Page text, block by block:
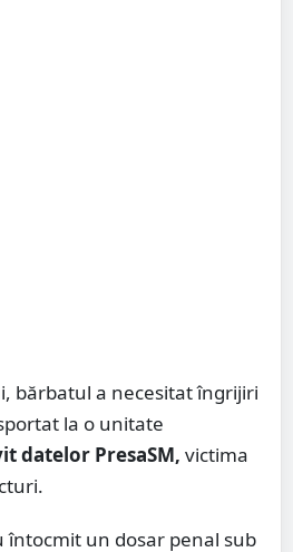
bărbatul a necesitat îngrijiri
la o unitate
datelor PresaSM, victima
întocmit un dosar penal sub